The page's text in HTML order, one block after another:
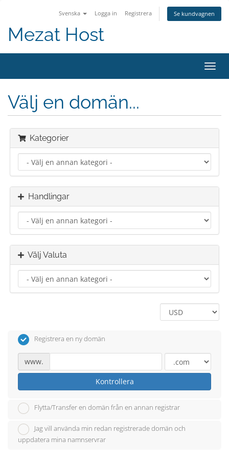
Svenska Logga in Registrera Se kundvagnen
Mezat Host
Växla
Välj en domän...
Kategorier
Handlingar
Välj Valuta
Registrera en ny domän
www.
Kontrollera
Flytta/Transfer en domän från en annan registrar
Jag vill använda min redan registrerade domän och
uppdatera mina namnservrar